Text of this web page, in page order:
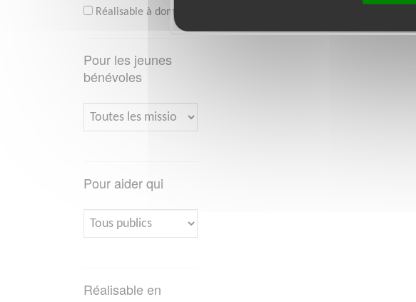
Réalisable à domicile
Pour les jeunes
bénévoles
Pour aider qui
Réalisable en